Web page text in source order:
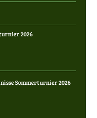
2026
Sommerturnier 2026